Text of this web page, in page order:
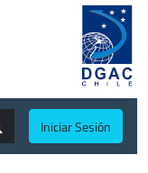
Iniciar Sesión